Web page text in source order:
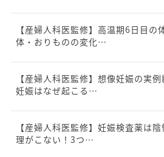
【産婦人科医監修】高温期6日目の
体・おりものの変化…
【産婦人科医監修】想像妊娠の実
妊娠はなぜ起こる…
【産婦人科医監修】妊娠検査薬は
理がこない！3つ…